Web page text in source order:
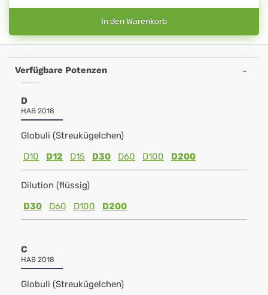
In den Warenkorb
Verfügbare Potenzen
D
HAB 2018
Globuli (Streukügelchen)
D10
D12 D15 D30 D60 D100 D200
Dilution (flüssig)
D30
D60 D100 D200
C
HAB 2018
Globuli (Streukügelchen)